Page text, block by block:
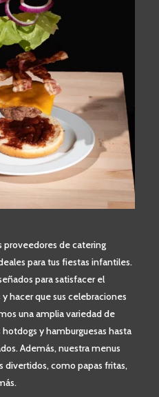
proveedores de catering
para tus fiestas infantiles.
para satisfacer el
hacer que sus celebraciones
una amplia variedad de
y hamburguesas hasta
Además, nuestra menus
como papas fritas,